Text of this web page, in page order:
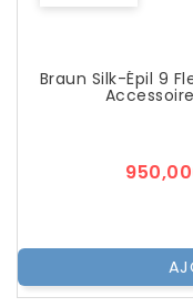
Braun Silk-Épil 9